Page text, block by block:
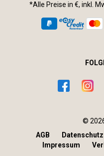
*Alle Preise in €, inkl.
©
AGB
Datenschutz
Impressum